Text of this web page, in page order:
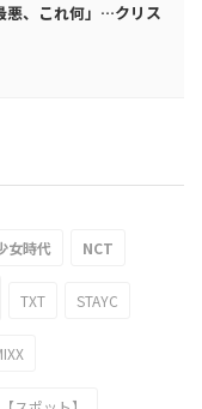
悪、これ何」…クリス
女時代 NCT
TXT STAYC